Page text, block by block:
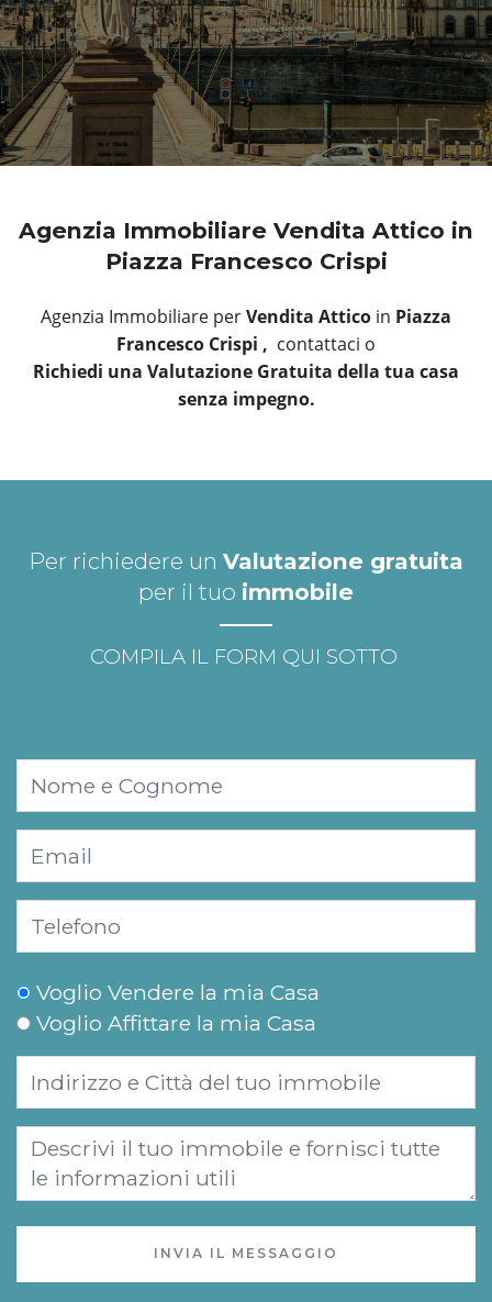
Agenzia Immobiliare Vendita Attico in
Piazza Francesco Crispi
Agenzia Immobiliare perVendita Attico in Piazza
Francesco Crispi , contattaci o
Richiedi una Valutazione Gratuita della tua casa
senza impegno.
Per richiedere un Valutazione gratuita
per il tuo immobile
COMPILA IL FORM QUI SOTTO
Voglio Vendere la mia Casa
Voglio Affittare la mia Casa
INVIA IL MESSAGGIO